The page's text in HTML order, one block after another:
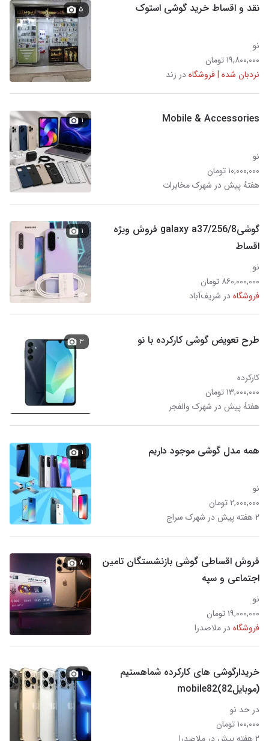
نقد و اقساط خرید گوشی استوک
نو
۱۹,۸۰۰,۰۰۰ تومان
نردبان شده | فروشگاهدر زند
۵
Mobile & Accessories
نو
۱۰,۰۰۰,۰۰۰ تومان
هفتهٔ پیش در شهرک مخابرات
۱
گوشیgalaxy a37/256/8 فروش ویژه
اقساط
نو
۸۶۰,۰۰۰,۰۰۰ تومان
فروشگاهدر شریف‌آباد
۱
طرح تعویض گوشی کارکرده با نو
کارکرده
۱۳,۰۰۰,۰۰۰ تومان
هفتهٔ پیش در شهرک والفجر
۳
همه مدل گوشی موجود داریم
نو
۲,۰۰۰,۰۰۰ تومان
۲ هفته پیش در شهرک سراج‎
۱
فروش اقساطی گوشی بازنشستگان تامین
اجتماعی و سپه
نو
۱۹,۰۰۰,۰۰۰ تومان
فروشگاهدر ملاصدرا
۸
خریدارگوشی های کارکرده شماهستیم
(موبایل82)mobile82
در حد نو
۱۰۰,۰۰۰ تومان
۱